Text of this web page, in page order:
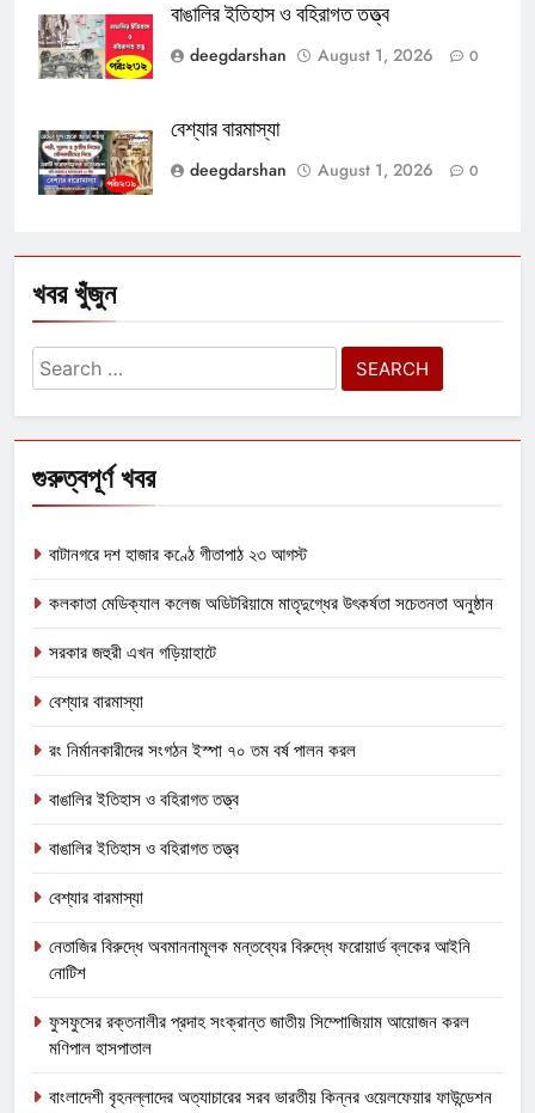
বাঙালির ইতিহাস ও বহিরাগত তত্ত্ব
deegdarshan
August 1, 2026 0
বেশ্যার বারমাস্যা
deegdarshan
August 1, 2026 0
খবর খুঁজুন
Search
for:
গুরুত্বপূর্ণ খবর
বাটানগরে দশ হাজার কণ্ঠে গীতাপাঠ ২৩ আগস্ট
কলকাতা মেডিক্যাল কলেজ অডিটরিয়ামে মাতৃদুগ্ধের উৎকর্ষতা সচেতনতা অনুষ্ঠান
সরকার জহুরী এখন গড়িয়াহাটে
বেশ্যার বারমাস্যা
রং নির্মানকারীদের সংগঠন ইস্পা ৭০ তম বর্ষ পালন করল
বাঙালির ইতিহাস ও বহিরাগত তত্ত্ব
বাঙালির ইতিহাস ও বহিরাগত তত্ত্ব
বেশ্যার বারমাস্যা
নেতাজির বিরুদ্ধে অবমাননামূলক মন্তব্যের বিরুদ্ধে ফরোয়ার্ড ব্লকের আইনি
নোটিশ
ফুসফুসের রক্তনালীর প্রদাহ সংক্রান্ত জাতীয় সিম্পোজিয়াম আয়োজন করল
মণিপাল হাসপাতাল
বাংলাদেশী বৃহনল্লাদের অত্যাচারের সরব ভারতীয় কিন্নর ওয়েলফেয়ার ফাউন্ডেশন